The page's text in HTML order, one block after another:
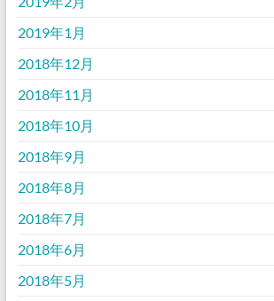
2019年1月
2018年12月
2018年11月
2018年10月
2018年9月
2018年8月
2018年7月
2018年6月
2018年5月